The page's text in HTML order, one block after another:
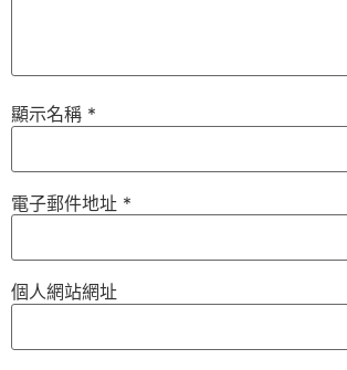
顯示名稱 *
電子郵件地址 *
個人網站網址